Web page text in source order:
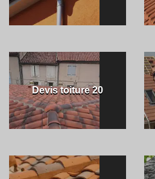
Devis toiture 20